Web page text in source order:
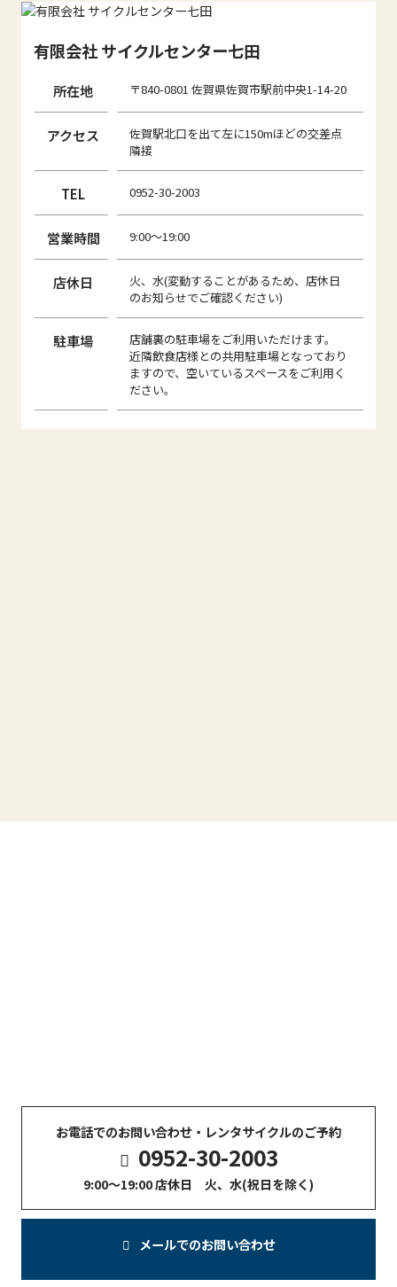
有限会社 サイクルセンター七田
所在地 〒840-0801 佐賀県佐賀市駅前中央1-14-20
アクセス
佐賀駅北口を出て左に150mほどの交差点
隣接
TEL 0952-30-2003
営業時間 9:00～19:00
店休日
火、水(変動することがあるため、店休日
のお知らせでご確認ください)
駐車場
店舗裏の駐車場をご利用いただけます。
近隣飲食店様との共用駐車場となっており
ますので、空いているスペースをご利用く
ださい。
お電話でのお問い合わせ・レンタサイクルのご予約
0952-30-2003
9:00〜19:00 店休日 火、水(祝日を除く)
メールでのお問い合わせ